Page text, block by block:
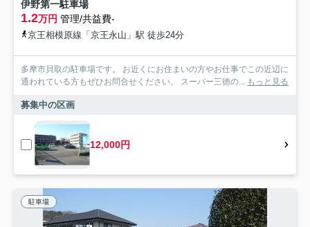
伊野第一駐車場
1.2万円 管理/共益費-
京王相模原線「京王永山」駅 徒歩24分
多摩市貝取の駐車場です。 お近くにお住まいの方やお仕事でこの近辺に
通われている方もぜひお問合せください。 スーパー三徳の... もっと見る
募集中の区画
12,000円
駐車場